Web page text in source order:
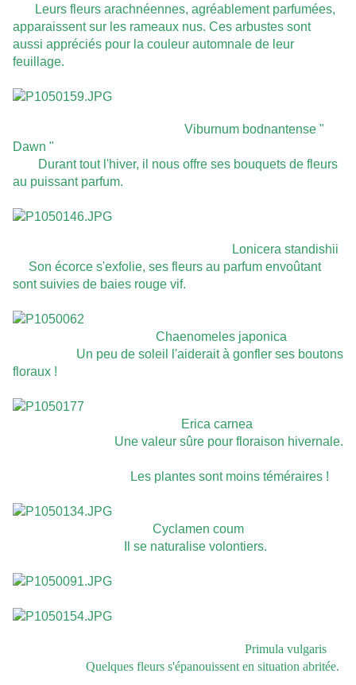
Leurs fleurs arachnéennes, agréablement parfumées,
apparaissent sur les rameaux nus. Ces arbustes sont
aussi appréciés pour la couleur automnale de leur
feuillage.
Viburnum bodnantense "
Dawn "
Durant tout l'hiver, il nous offre ses bouquets de fleurs
au puissant parfum.
Lonicera standishii
Son écorce s'exfolie, ses fleurs au parfum envoûtant
sont suivies de baies rouge vif.
Chaenomeles japonica
Un peu de soleil l'aiderait à gonfler ses boutons
floraux !
Erica carnea
Une valeur sûre pour floraison hivernale.
Les plantes sont moins téméraires !
Cyclamen coum
Il se naturalise volontiers.
Primula vulgaris
Quelques fleurs s'épanouissent en situation abritée.